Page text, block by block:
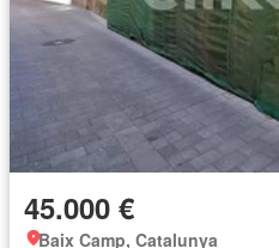
45.000 €
Baix Camp, Catalunya